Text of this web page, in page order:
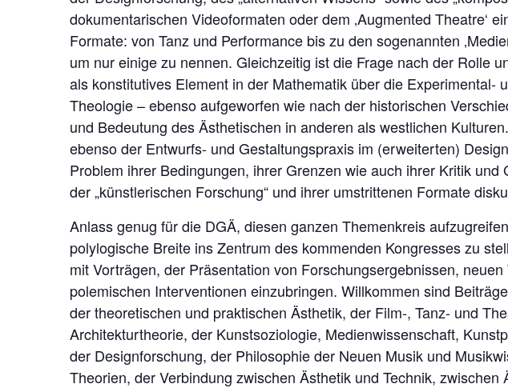
dokumentarischen Videoformaten oder dem ‚Augmented Theatre‘
Formate: von Tanz und Performance bis zu den sogenannten
um nur einige zu nennen. Gleichzeitig ist die Frage nach der Rolle
als konstitutives Element in der Mathematik über die
Theologie – ebenso aufgeworfen wie nach der historischen
und Bedeutung des Ästhetischen in anderen als westlichen
ebenso der Entwurfs- und Gestaltungspraxis im (erweiterten)
Problem ihrer Bedingungen, ihrer Grenzen wie auch ihrer Kritik
der „künstlerischen Forschung“ und ihrer umstrittenen Formate
Anlass genug für die DGÄ, diesen ganzen Themenkreis
polylogische Breite ins Zentrum des kommenden Kongresses zu
mit Vorträgen, der Präsentation von Forschungsergebnissen,
polemischen Interventionen einzubringen. Willkommen sind
der theoretischen und praktischen Ästhetik, der Film-, Tanz- und
Architekturtheorie, der Kunstsoziologie, Medienwissenschaft,
der Designforschung, der Philosophie der Neuen Musik und
Theorien, der Verbindung zwischen Ästhetik und Technik,
u
c
h
e
c
h
: